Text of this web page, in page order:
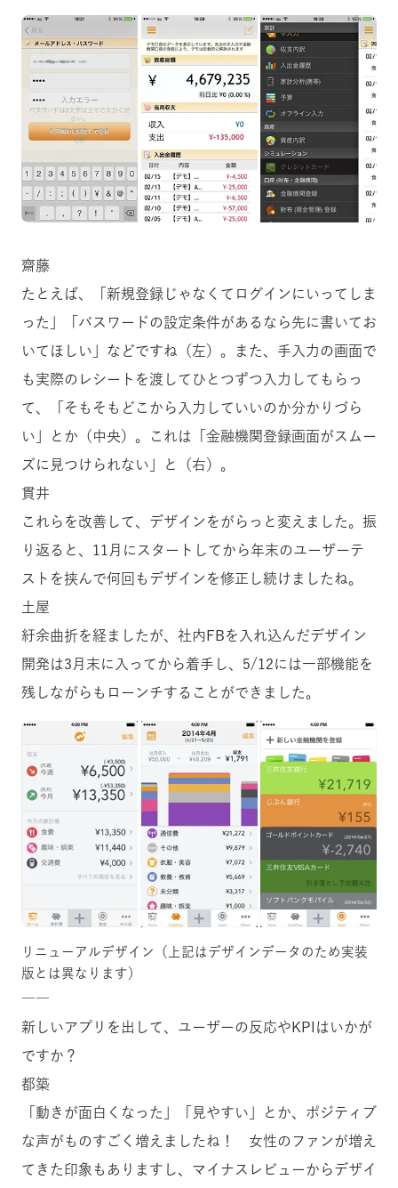
齋藤
たとえば、「新規登録じゃなくてログインにいってしま
った」「パスワードの設定条件があるなら先に書いてお
いてほしい」などですね（左）。また、手入力の画面で
も実際のレシートを渡してひとつずつ入力してもらっ
て、「そもそもどこから入力していいのか分かりづら
い」とか（中央）。これは「金融機関登録画面がスムー
ズに見つけられない」と（右）。
貫井
これらを改善して、デザインをがらっと変えました。振
り返ると、11月にスタートしてから年末のユーザーテ
ストを挟んで何回もデザインを修正し続けましたね。
土屋
紆余曲折を経ましたが、社内FBを入れ込んだデザイン
開発は3月末に入ってから着手し、5/12には一部機能を
残しながらもローンチすることができました。
リニューアルデザイン（上記はデザインデータのため実装
版とは異なります）
――
新しいアプリを出して、ユーザーの反応やKPIはいかが
ですか？
都築
「動きが面白くなった」「見やすい」とか、ポジティブ
な声がものすごく増えましたね！ 女性のファンが増え
てきた印象もありますし、マイナスレビューからデザイ